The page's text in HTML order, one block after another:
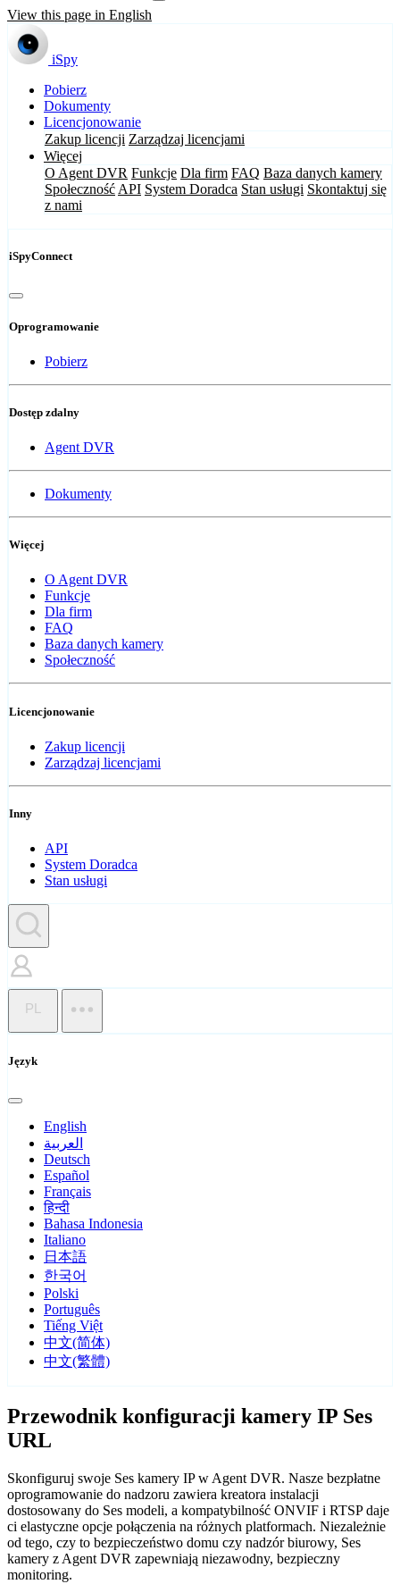
View this page in English
iSpy
Pobierz
Dokumenty
Licencjonowanie
Zakup licencji Zarządzaj licencjami
Więcej
O Agent DVR Funkcje Dla firm FAQ Baza danych kamery
Społeczność API System Doradca Stan usługi Skontaktuj się
z nami
iSpyConnect
Oprogramowanie
Pobierz
Dostęp zdalny
Agent DVR
Dokumenty
Więcej
O Agent DVR
Funkcje
Dla firm
FAQ
Baza danych kamery
Społeczność
Licencjonowanie
Zakup licencji
Zarządzaj licencjami
Inny
API
System Doradca
Stan usługi
PL
Język
English
العربية
Deutsch
Español
Français
हिन्दी
Bahasa Indonesia
Italiano
日本語
한국어
Polski
Português
Tiếng Việt
中文(简体)
中文(繁體)
Przewodnik konfiguracji kamery IP Ses
URL
Skonfiguruj swoje Ses kamery IP w Agent DVR. Nasze bezpłatne
oprogramowanie do nadzoru zawiera kreatora instalacji
dostosowany do Ses modeli, a kompatybilność ONVIF i RTSP daje
ci elastyczne opcje połączenia na różnych platformach. Niezależnie
od tego, czy to bezpieczeństwo domu czy nadzór biurowy, Ses
kamery z Agent DVR zapewniają niezawodny, bezpieczny
monitoring.